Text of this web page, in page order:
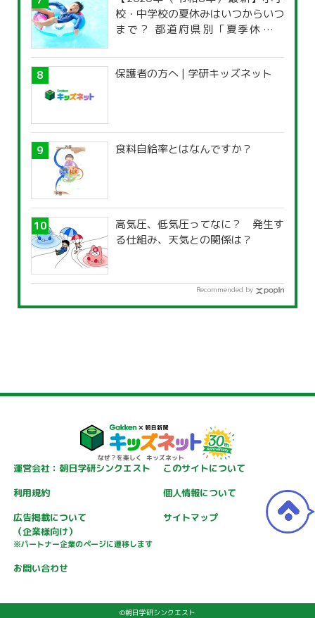
校・中学校の夏休みはいつからいつ
まで？ 都道府県別「夏季休暇一
保護者の方へ | 学研キッズネット
食料自給率とはなんですか？
高気圧、低気圧ってなに？ 発生す
る仕組み、天気との関係は？
Recommended by
運営会社：朝日学研シンクエスト
このサイトについて
利用規約
個人情報について
広告掲載について
（企業様向け）
※パートナー企業のページに遷移します
サイトマップ
お問い合わせ
©朝日学研シンクエスト